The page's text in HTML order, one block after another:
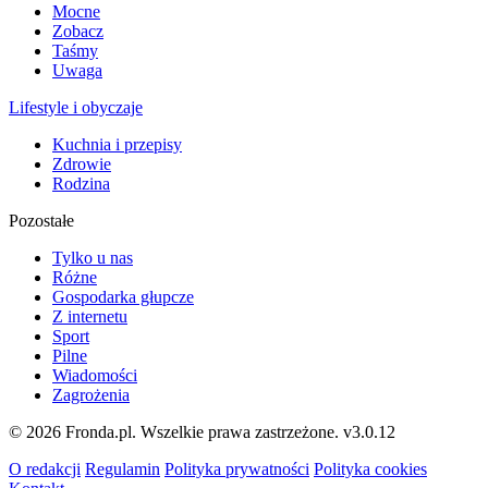
Mocne
Zobacz
Taśmy
Uwaga
Lifestyle i obyczaje
Kuchnia i przepisy
Zdrowie
Rodzina
Pozostałe
Tylko u nas
Różne
Gospodarka głupcze
Z internetu
Sport
Pilne
Wiadomości
Zagrożenia
© 2026 Fronda.pl. Wszelkie prawa zastrzeżone. v3.0.12
O redakcji Regulamin Polityka prywatności Polityka cookies